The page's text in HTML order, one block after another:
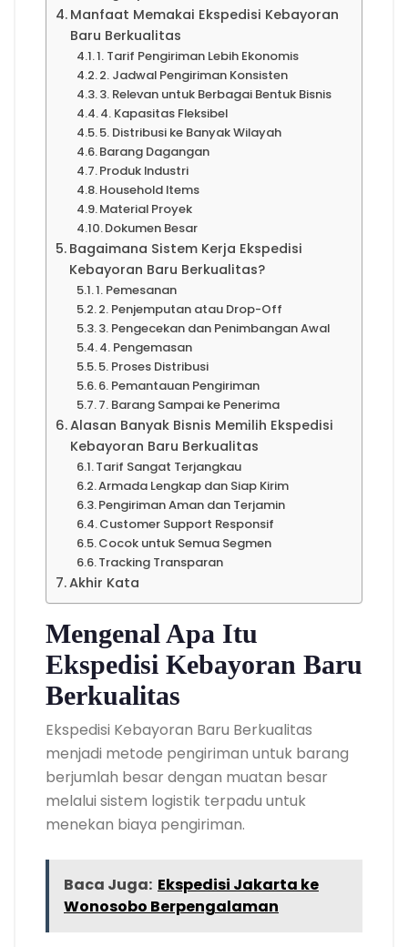
Manfaat Memakai Ekspedisi Kebayoran
Baru Berkualitas
1. Tarif Pengiriman Lebih Ekonomis
2. Jadwal Pengiriman Konsisten
3. Relevan untuk Berbagai Bentuk Bisnis
4. Kapasitas Fleksibel
5. Distribusi ke Banyak Wilayah
Barang Dagangan
Produk Industri
Household Items
Material Proyek
Dokumen Besar
Bagaimana Sistem Kerja Ekspedisi
Kebayoran Baru Berkualitas?
1. Pemesanan
2. Penjemputan atau Drop-Off
3. Pengecekan dan Penimbangan Awal
4. Pengemasan
5. Proses Distribusi
6. Pemantauan Pengiriman
7. Barang Sampai ke Penerima
Alasan Banyak Bisnis Memilih Ekspedisi
Kebayoran Baru Berkualitas
Tarif Sangat Terjangkau
Armada Lengkap dan Siap Kirim
Pengiriman Aman dan Terjamin
Customer Support Responsif
Cocok untuk Semua Segmen
Tracking Transparan
Akhir Kata
Mengenal Apa Itu
Ekspedisi Kebayoran Baru
Berkualitas
Ekspedisi Kebayoran Baru Berkualitas
menjadi metode pengiriman untuk barang
berjumlah besar dengan muatan besar
melalui sistem logistik terpadu untuk
menekan biaya pengiriman.
Baca Juga: Ekspedisi Jakarta ke
Wonosobo Berpengalaman